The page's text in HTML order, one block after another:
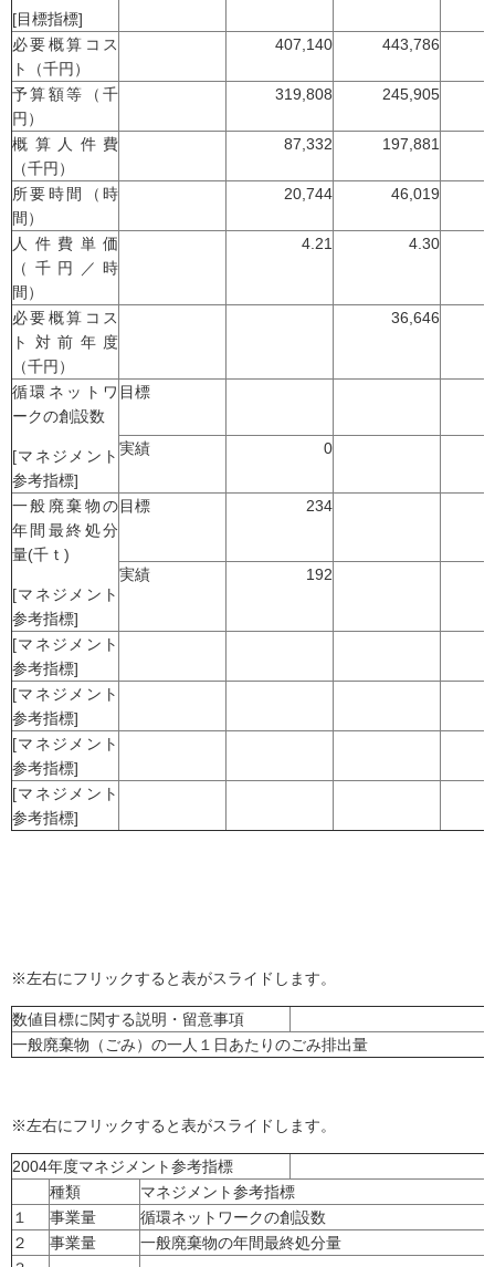
[目標指標]
必要概算コス
ト（千円）
407,140 443,786
予算額等（千
円）
319,808 245,905
概算人件費
（千円）
87,332 197,881
所要時間（時
間）
20,744 46,019
人件費単価
（千円／時
間）
4.21 4.30
必要概算コス
ト対前年度
（千円）
36,646
循環ネットワ
ークの創設数
[マネジメント
参考指標]
目標
実績 0
一般廃棄物の
年間最終処分
量(千ｔ)
[マネジメント
参考指標]
目標 234
実績 192
[マネジメント
参考指標]
[マネジメント
参考指標]
[マネジメント
参考指標]
[マネジメント
参考指標]
※左右にフリックすると表がスライドします。
数値目標に関する説明・留意事項
一般廃棄物（ごみ）の一人１日あたりのごみ排出量
※左右にフリックすると表がスライドします。
2004年度マネジメント参考指標
種類
マネジメント参考指標
１
事業量
循環ネットワークの創設数
２
事業量
一般廃棄物の年間最終処分量